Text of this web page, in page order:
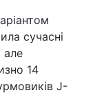
сучасні
але
14
J-